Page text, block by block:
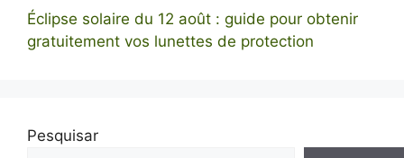
Éclipse solaire du 12 août : guide pour obtenir
gratuitement vos lunettes de protection
Pesquisar